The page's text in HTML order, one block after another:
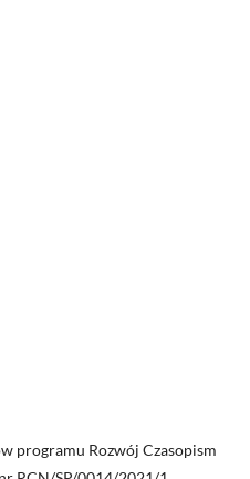
programu Rozwój Czasopism